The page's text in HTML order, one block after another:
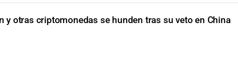
y otras criptomonedas se hunden tras su veto en China